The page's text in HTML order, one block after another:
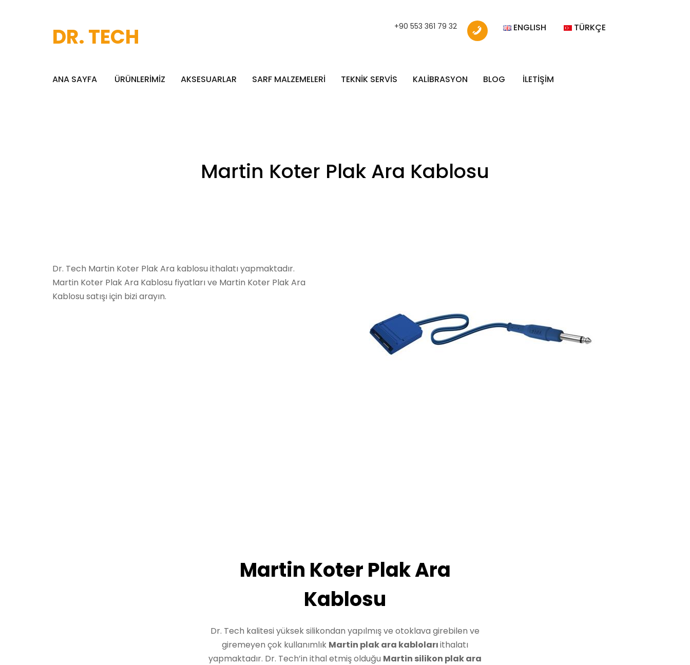
DR. TECH +90 553 361 79 32 ENGLISH TÜRKÇE
ANA SAYFA ÜRÜNLERİMİZ AKSESUARLAR SARF MALZEMELERİ TEKNİK SERVİS KALİBRASYON BLOG İLETİŞİM
Martin Koter Plak Ara Kablosu
Dr. Tech Martin Koter Plak Ara kablosu ithalatı yapmaktadır.
Martin Koter Plak Ara Kablosu fiyatları ve Martin Koter Plak Ara
Kablosu satışı için bizi arayın.
Martin Koter Plak Ara
Kablosu
Dr. Tech kalitesi yüksek silikondan yapılmış ve otoklava girebilen ve
giremeyen çok kullanımlık Martin plak ara kablolarıithalatı
yapmaktadır. Dr. Tech’in ithal etmiş olduğu Martin silikon plak ara